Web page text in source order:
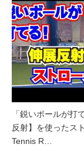
「鋭いボールが打
反射】を使ったス
Tennis R…